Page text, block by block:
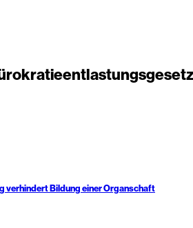
verhindert Bildung einer Organschaft